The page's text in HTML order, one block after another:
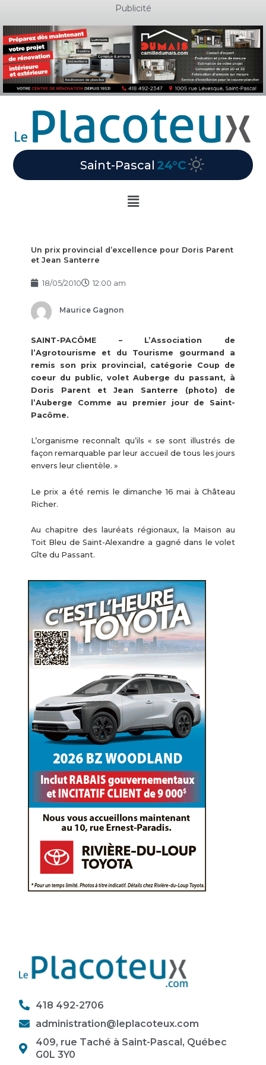
Publicité
Saint-Pascal 24°C
Main
Un prix provincial d’excellence pour Doris Parent
et Jean Santerre
18/05/2010 12:00 am
Maurice Gagnon
SAINT-PACÔME – L’Association de
l’Agrotourisme et du Tourisme gourmand a
remis son prix provincial, catégorie Coup de
coeur du public, volet Auberge du passant, à
Doris Parent et Jean Santerre (photo) de
l’Auberge Comme au premier jour de Saint-
Pacôme.
L’organisme reconnaît qu’ils « se sont illustrés de
façon remarquable par leur accueil de tous les jours
envers leur clientèle. »
Le prix a été remis le dimanche 16 mai à Château
Richer.
Au chapitre des lauréats régionaux, la Maison au
Toit Bleu de Saint-Alexandre a gagné dans le volet
Gîte du Passant.
418 492-2706
administration@leplacoteux.com
409, rue Taché à Saint-Pascal, Québec
G0L 3Y0